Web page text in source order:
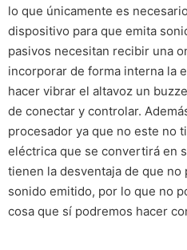
lo que únicamente es
dispositivo para que emita
pasivos necesitan recibir una
incorporar de forma interna la
hacer vibrar el altavoz un
de conectar y controlar.
procesador ya que no este no
eléctrica que se convertirá en
tienen la desventaja de que
sonido emitido, por lo que no
cosa que sí podremos hacer